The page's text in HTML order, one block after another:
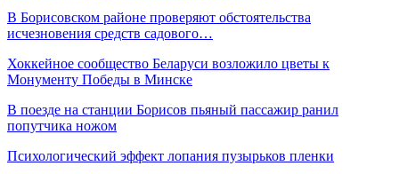
В Борисовском районе проверяют обстоятельства
исчезновения средств садового…
Хоккейное сообщество Беларуси возложило цветы к
Монументу Победы в Минске
В поезде на станции Борисов пьяный пассажир ранил
попутчика ножом
Психологический эффект лопания пузырьков пленки